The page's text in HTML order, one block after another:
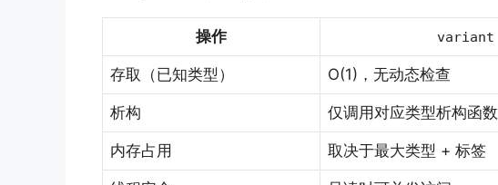
操作 variant
存取（已知类型） O(1)，无动态检查
析构 仅调用对应类型析构函数
内存占用 取决于最大类型 + 标签